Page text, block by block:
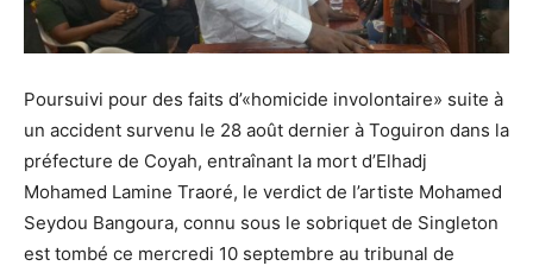
Poursuivi pour des faits d’«homicide involontaire» suite à
un accident survenu le 28 août dernier à Toguiron dans la
préfecture de Coyah, entraînant la mort d’Elhadj
Mohamed Lamine Traoré, le verdict de l’artiste Mohamed
Seydou Bangoura, connu sous le sobriquet de Singleton
est tombé ce mercredi 10 septembre au tribunal de